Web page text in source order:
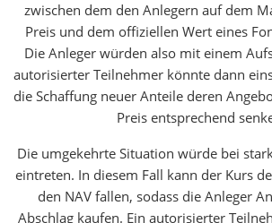
zwischen dem den Anlegern auf dem
Preis und dem offiziellen Wert eines
Die Anleger würden also mit einem
autorisierter Teilnehmer könnte dann
die Schaffung neuer Anteile deren
Preis entsprechend
Die umgekehrte Situation würde bei
eintreten. In diesem Fall kann der Kurs
den NAV fallen, sodass die Anleger
Abschlag kaufen. Ein autorisierter